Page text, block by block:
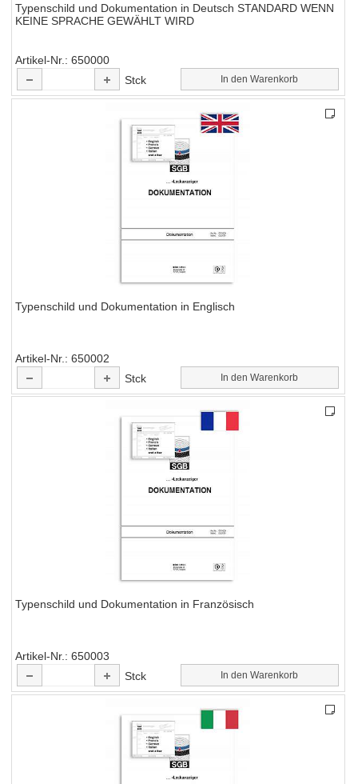
Typenschild und Dokumentation in Deutsch STANDARD WENN
KEINE SPRACHE GEWÄHLT WIRD
Artikel-Nr.
650000
Stck
In den Warenkorb
Typenschild und Dokumentation in Englisch
Artikel-Nr.
650002
Stck
In den Warenkorb
Typenschild und Dokumentation in Französisch
Artikel-Nr.
650003
Stck
In den Warenkorb